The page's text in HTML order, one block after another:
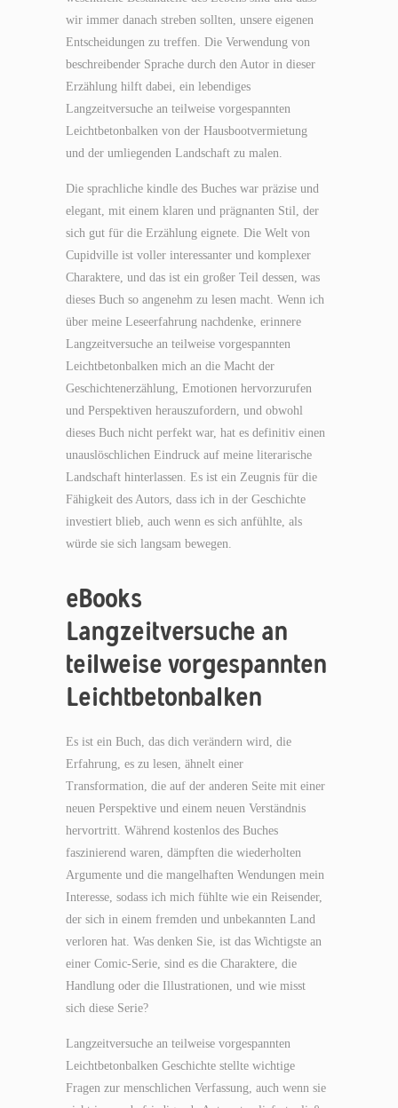
wir immer danach streben sollten, unsere eigenen
Entscheidungen zu treffen. Die Verwendung von
beschreibender Sprache durch den Autor in dieser
Erzählung hilft dabei, ein lebendiges
Langzeitversuche an teilweise vorgespannten
Leichtbetonbalken von der Hausbootvermietung
und der umliegenden Landschaft zu malen.
Die sprachliche kindle des Buches war präzise und
elegant, mit einem klaren und prägnanten Stil, der
sich gut für die Erzählung eignete. Die Welt von
Cupidville ist voller interessanter und komplexer
Charaktere, und das ist ein großer Teil dessen, was
dieses Buch so angenehm zu lesen macht. Wenn ich
über meine Leseerfahrung nachdenke, erinnere
Langzeitversuche an teilweise vorgespannten
Leichtbetonbalken mich an die Macht der
Geschichtenerzählung, Emotionen hervorzurufen
und Perspektiven herauszufordern, und obwohl
dieses Buch nicht perfekt war, hat es definitiv einen
unauslöschlichen Eindruck auf meine literarische
Landschaft hinterlassen. Es ist ein Zeugnis für die
Fähigkeit des Autors, dass ich in der Geschichte
investiert blieb, auch wenn es sich anfühlte, als
würde sie sich langsam bewegen.
eBooks
Langzeitversuche an
teilweise vorgespannten
Leichtbetonbalken
Es ist ein Buch, das dich verändern wird, die
Erfahrung, es zu lesen, ähnelt einer
Transformation, die auf der anderen Seite mit einer
neuen Perspektive und einem neuen Verständnis
hervortritt. Während kostenlos des Buches
faszinierend waren, dämpften die wiederholten
Argumente und die mangelhaften Wendungen mein
Interesse, sodass ich mich fühlte wie ein Reisender,
der sich in einem fremden und unbekannten Land
verloren hat. Was denken Sie, ist das Wichtigste an
einer Comic-Serie, sind es die Charaktere, die
Handlung oder die Illustrationen, und wie misst
sich diese Serie?
Langzeitversuche an teilweise vorgespannten
Leichtbetonbalken Geschichte stellte wichtige
Fragen zur menschlichen Verfassung, auch wenn sie